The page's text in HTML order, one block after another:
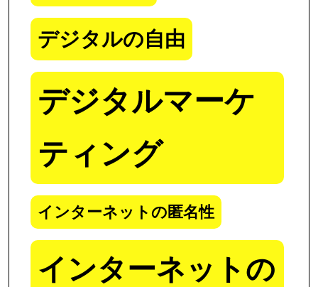
デジタルの自由
デジタルマーケ
ティング
インターネットの匿名性
インターネットの